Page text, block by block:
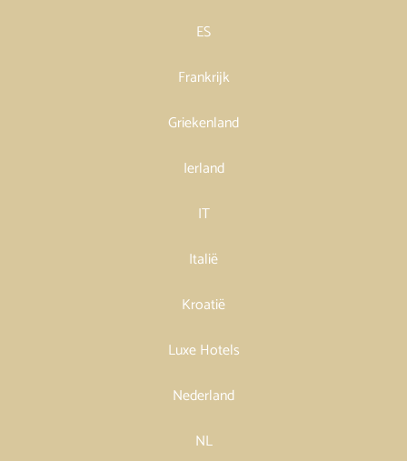
ES
Frankrijk
Griekenland
Ierland
IT
Italië
Kroatië
Luxe Hotels
Nederland
NL